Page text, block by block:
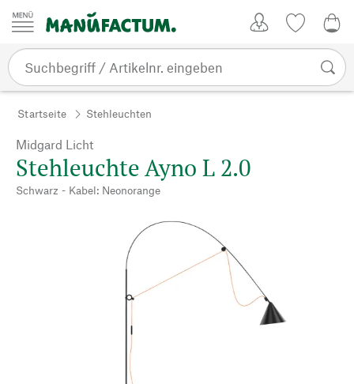
Zum Inhalt springen
Startseite Stehleuchten
Midgard Licht
Stehleuchte Ayno L 2.0
Schwarz - Kabel: Neonorange